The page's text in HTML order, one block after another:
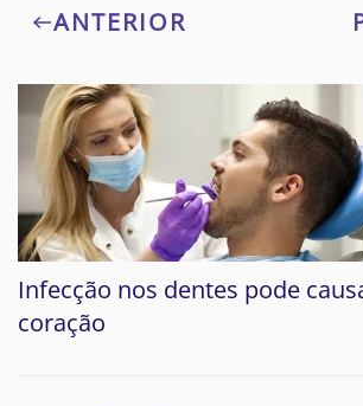
ANTERIOR
Infecção nos dentes pode
coração